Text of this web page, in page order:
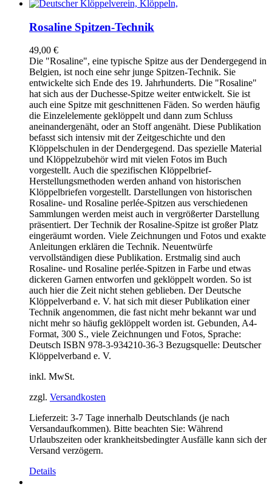
Rosaline Spitzen-Technik
49,00 €
Die "Rosaline", eine typische Spitze aus der Dendergegend in
Belgien, ist noch eine sehr junge Spitzen-Technik. Sie
entwickelte sich Ende des 19. Jahrhunderts. Die "Rosaline"
hat sich aus der Duchesse-Spitze weiter entwickelt. Sie ist
auch eine Spitze mit geschnittenen Fäden. So werden häufig
die Einzelelemente geklöppelt und dann zum Schluss
aneinandergenäht, oder an Stoff angenäht. Diese Publikation
befasst sich intensiv mit der Zeitgeschichte und den
Klöppelschulen in der Dendergegend. Das spezielle Material
und Klöppelzubehör wird mit vielen Fotos im Buch
vorgestellt. Auch die spezifischen Klöppelbrief-
Herstellungsmethoden werden anhand von historischen
Klöppelbriefen vorgestellt. Darstellungen von historischen
Rosaline- und Rosaline perlée-Spitzen aus verschiedenen
Sammlungen werden meist auch in vergrößerter Darstellung
präsentiert. Der Technik der Rosaline-Spitze ist großer Platz
eingeräumt worden. Viele Zeichnungen und Fotos und exakte
Anleitungen erklären die Technik. Neuentwürfe
vervollständigen diese Publikation. Erstmalig sind auch
Rosaline- und Rosaline perlée-Spitzen in Farbe und etwas
dickeren Garnen entworfen und geklöppelt worden. So ist
auch hier die Zeit nicht stehen geblieben. Der Deutsche
Klöppelverband e. V. hat sich mit dieser Publikation einer
Technik angenommen, die fast nicht mehr bekannt war und
nicht mehr so häufig geklöppelt worden ist. Gebunden, A4-
Format, 300 S., viele Zeichnungen und Fotos, Sprache:
Deutsch ISBN 978-3-934210-36-3 Bezugsquelle: Deutscher
Klöppelverband e. V.
inkl. MwSt.
zzgl. Versandkosten
Lieferzeit: 3-7 Tage innerhalb Deutschlands (je nach
Versandaufkommen). Bitte beachten Sie: Während
Urlaubszeiten oder krankheitsbedingter Ausfälle kann sich der
Versand verzögern.
Details